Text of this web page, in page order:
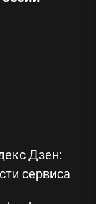
Дзен:
сервиса